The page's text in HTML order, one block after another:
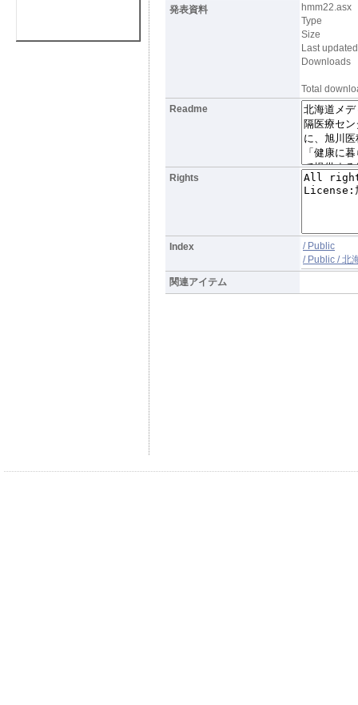
発表資料
hmm22.asx
Type
Size
Last updated
Downloads
Total
Readme
Rights
Index
/ Public
/ Public / 北
関連アイテム